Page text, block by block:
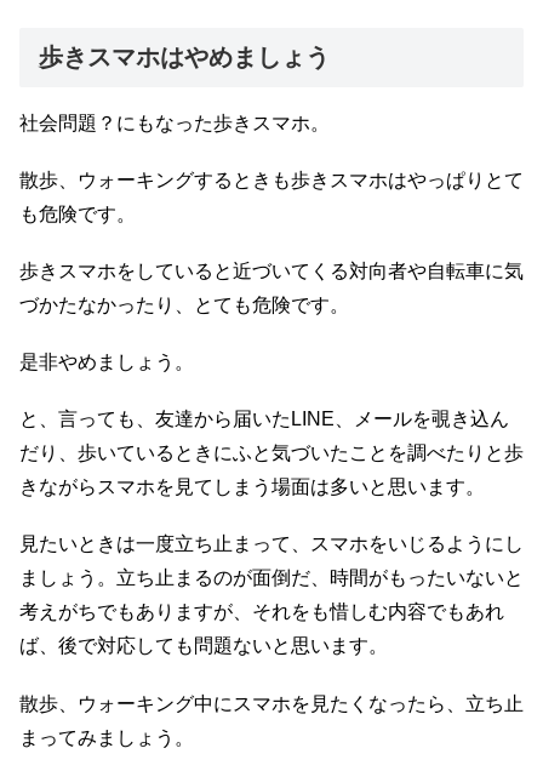
歩きスマホはやめましょう
社会問題？にもなった歩きスマホ。
散歩、ウォーキングするときも歩きスマホはやっぱりとて
も危険です。
歩きスマホをしていると近づいてくる対向者や自転車に気
づかたなかったり、とても危険です。
是非やめましょう。
と、言っても、友達から届いたLINE、メールを覗き込ん
だり、歩いているときにふと気づいたことを調べたりと歩
きながらスマホを見てしまう場面は多いと思います。
見たいときは一度立ち止まって、スマホをいじるようにし
ましょう。立ち止まるのが面倒だ、時間がもったいないと
考えがちでもありますが、それをも惜しむ内容でもあれ
ば、後で対応しても問題ないと思います。
散歩、ウォーキング中にスマホを見たくなったら、立ち止
まってみましょう。